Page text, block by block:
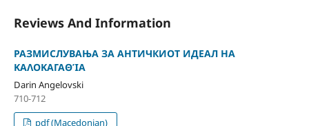
Reviews And Information
РАЗМИСЛУВАЊА ЗА АНТИЧКИОТ ИДЕАЛ НА
ΚΑΛΟΚΑΓΑΘΊΑ
Darin Angelovski
710-712
pdf (Macedonian)